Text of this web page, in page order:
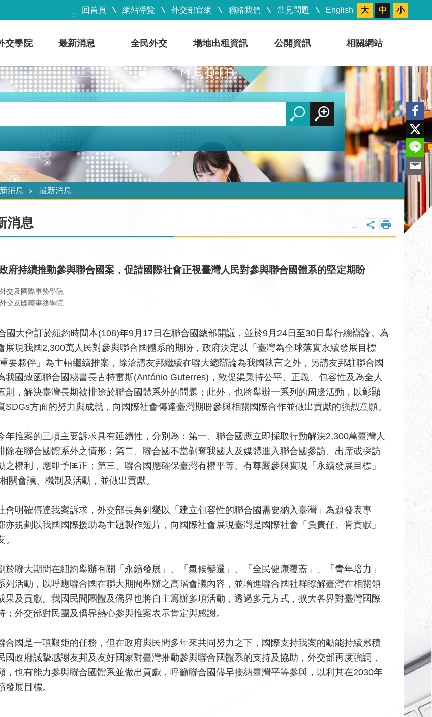
:::
回首頁 網站導覽 外交部官網 聯絡我們 常見問題 English 大 中 小
交學院 最新消息 全民外交 場地出租資訊 公開資訊 相關網站
消息 最新消息
消息
府持續推動參與聯合國案，促請國際社會正視臺灣人民對參與聯合國體系的堅定期盼
交及國際事務學院
交及國際事務學院
國大會訂於紐約時間本(108)年9月17日在聯合國總部開議，並於9月24日至30日舉行總辯論。為
展現我國2,300萬人民對參與聯合國體系的期盼，政府決定以「臺灣為全球落實永續發展目標
要夥伴」為主軸繼續推案，除洽請友邦繼續在聯大總辯論為我國執言之外，另請友邦駐聯合國
我國致函聯合國秘書長古特雷斯(António Guterres)，敦促渠秉持公平、正義、包容性及為全人
則，解決臺灣長期被排除於聯合國體系外的問題；此外，也將舉辦一系列的周邊活動，以彰顯
SDGs方面的努力與成就，向國際社會傳達臺灣期盼參與相關國際合作並做出貢獻的強烈意願。
年推案的三項主要訴求具有延續性，分別為：第一、聯合國應立即採取行動解決2,300萬臺灣人
除在聯合國體系外之情形；第二、聯合國不當剝奪我國人及媒體進入聯合國參訪、出席或採訪
之權利，應即予匡正；第三、聯合國應確保臺灣有權平等、有尊嚴參與實現「永續發展目標」
關會議、機制及活動，並做出貢獻。
會明確傳達我案訴求，外交部長吳釗燮以「建立包容性的聯合國需要納入臺灣」為題發表專
亦規劃以我國國際援助為主題製作短片，向國際社會展現臺灣是國際社會「負責任、肯貢獻」
於聯大期間在紐約舉辦有關「永續發展」、「氣候變遷」、「全民健康覆蓋」、「青年培力」
列活動，以呼應聯合國在聯大期間舉辦之高階會議內容，並增進聯合國社群瞭解臺灣在相關領
果及貢獻。我國民間團體及僑界也將自主籌辦多項活動，透過多元方式，擴大各界對臺灣國際
；外交部對民團及僑界熱心參與推案表示肯定與感謝。
合國是一項艱鉅的任務，但在政府與民間多年來共同努力之下，國際支持我案的動能持續累積
國政府誠摯感謝友邦及友好國家對臺灣推動參與聯合國體系的支持及協助，外交部再度強調，
，也有能力參與聯合國體系並做出貢獻，呼籲聯合國儘早接納臺灣平等參與，以利其在2030年
發展目標。